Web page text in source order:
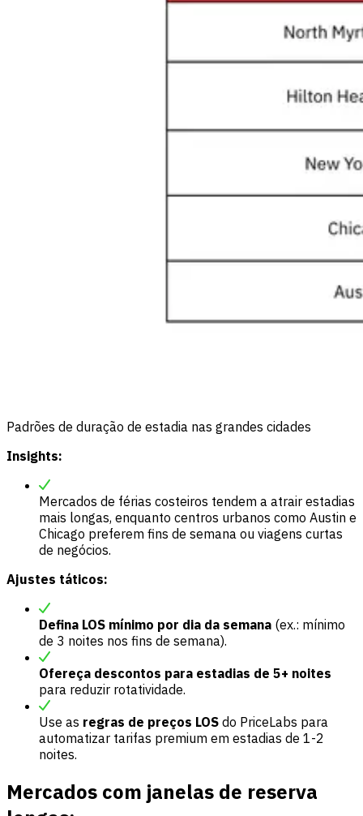
Padrões de duração de estadia nas grandes cidades
Insights:
Mercados de férias costeiros tendem a atrair estadias
mais longas, enquanto centros urbanos como Austin e
Chicago preferem fins de semana ou viagens curtas
de negócios.
Ajustes táticos:
Defina LOS mínimo por dia da semana (ex.: mínimo
de 3 noites nos fins de semana).
Ofereça descontos para estadias de 5+ noites
para reduzir rotatividade.
Use as regras de preços LOS do PriceLabs para
automatizar tarifas premium em estadias de 1-2
noites.
Mercados com janelas de reserva